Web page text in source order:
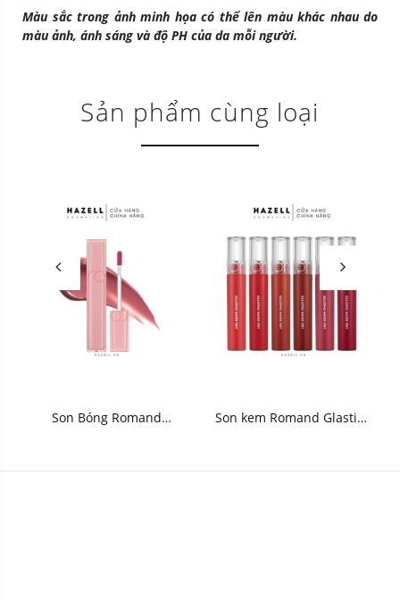
Màu sắc trong ảnh minh họa có thể lên màu khác nhau do
màu ảnh, ánh sáng và độ PH của da mỗi người.
Sản phẩm cùng loại
Son Bóng Romand
Son kem Romand Glasting